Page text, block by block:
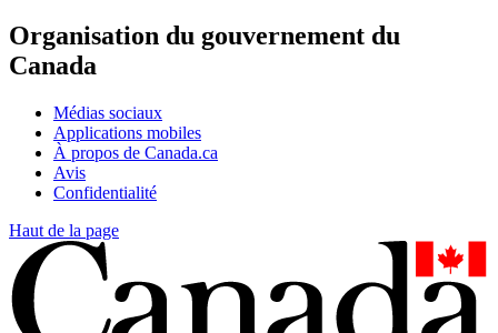
Organisation du gouvernement du
Canada
Médias sociaux
Applications mobiles
À propos de Canada.ca
Avis
Confidentialité
Haut de la page